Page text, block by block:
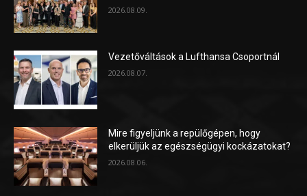
2026.08.09.
Vezetőváltások a Lufthansa Csoportnál
2026.08.07.
Mire figyeljünk a repülőgépen, hogy
elkerüljük az egészségügyi kockázatokat?
2026.08.06.